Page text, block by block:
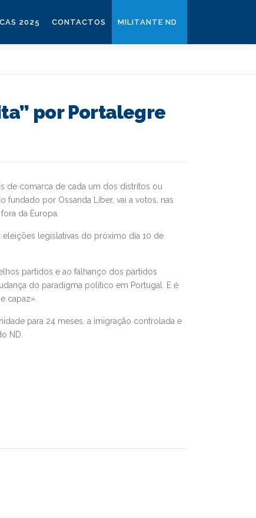
2025 CONTACTOS MILITANTE ND
por Portalegre
de comarca de cada um dos distritos ou
por Ossanda Líber, vai a votos, nas
da Europa.
eleições legislativas do próximo dia 10 de
partidos e ao falhanço dos partidos
do paradigma político em Portugal. E é
capaz».
para 24 meses, a imigração controlada e
ND.